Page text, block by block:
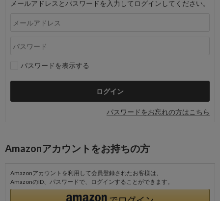
メールアドレスとパスワードを入力してログインしてください。
パスワードを表示する
パスワードをお忘れの方はこちら
Amazonアカウントをお持ちの方
Amazonアカウントを利用して会員登録されたお客様は、
AmazonのID、パスワードで、ログインすることができます。